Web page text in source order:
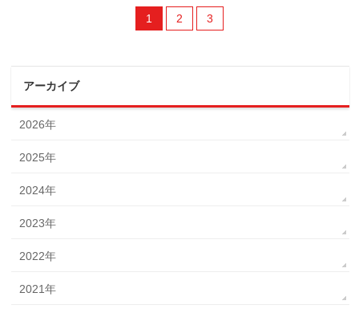
1 2 3
アーカイブ
2026年
2025年
2024年
2023年
2022年
2021年